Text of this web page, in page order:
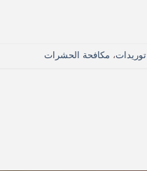
توريدات، مكافحة الحشرات